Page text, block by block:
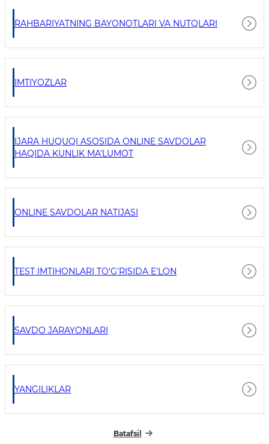
RAHBARIYATNING BAYONOTLARI VA NUTQLARI
IMTIYOZLAR
IJARA HUQUQI ASOSIDA ONLINE SAVDOLAR
HAQIDA KUNLIK MA'LUMOT
ONLINE SAVDOLAR NATIJASI
TEST IMTIHONLARI TO'G'RISIDA E'LON
SAVDO JARAYONLARI
YANGILIKLAR
Batafsil